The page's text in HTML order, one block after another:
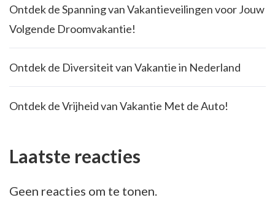
Ontdek de Spanning van Vakantieveilingen voor Jouw
Volgende Droomvakantie!
Ontdek de Diversiteit van Vakantie in Nederland
Ontdek de Vrijheid van Vakantie Met de Auto!
Laatste reacties
Geen reacties om te tonen.